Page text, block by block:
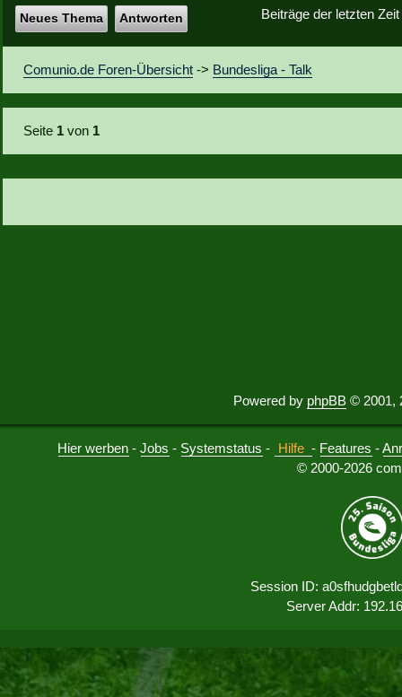
Beiträge der letzten
Neues Thema Antworten
Comunio.de Foren-Übersicht -> Bundesliga - Talk
Seite 1 von 1
Powered by phpBB © 2001,
Hier werben -Jobs - Systemstatus - Hilfe - Features -
© 2000-2026
Session ID:
Server Addr: